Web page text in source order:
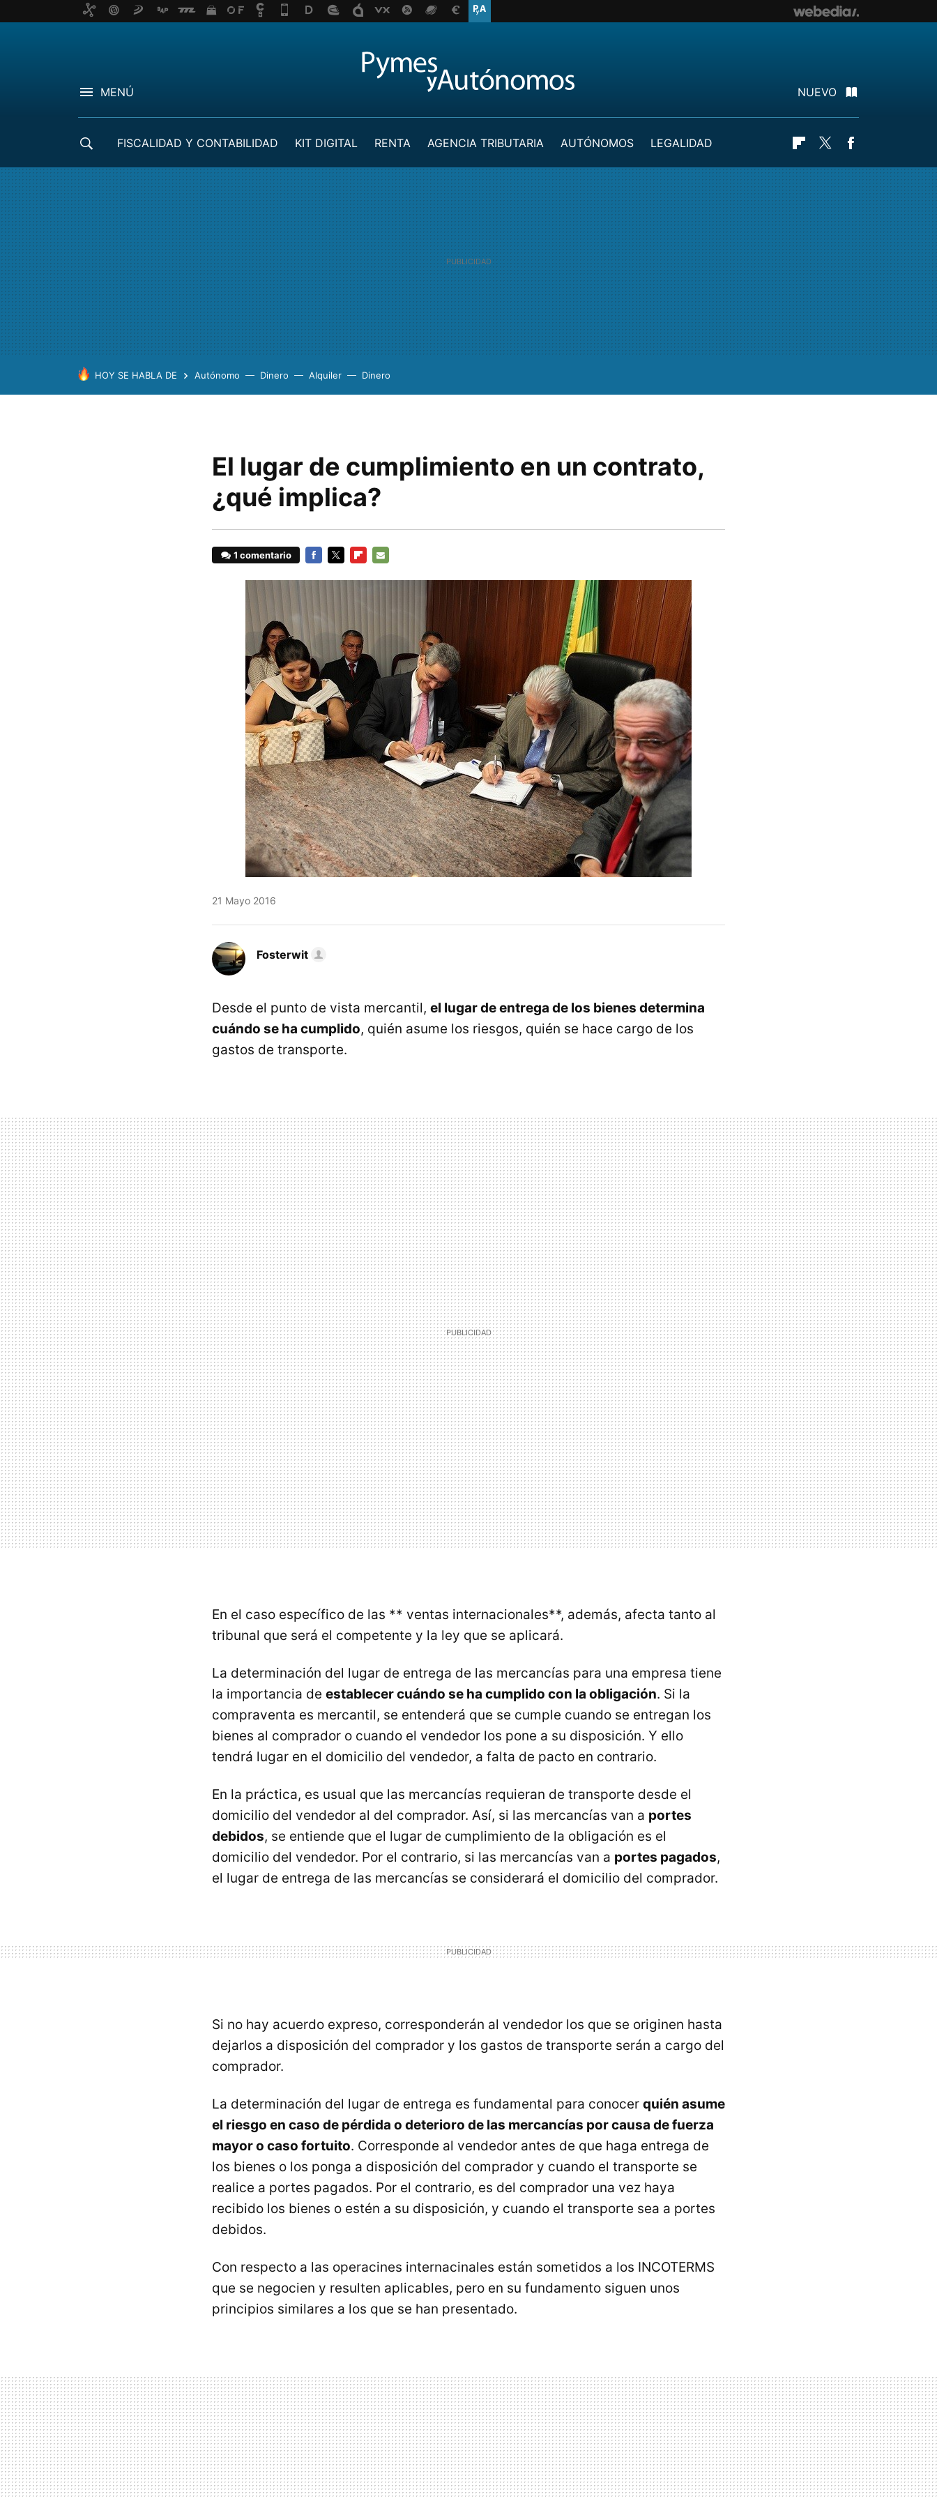
MENÚ NUEVO
FISCALIDAD Y CONTABILIDAD KIT DIGITAL RENTA AGENCIA TRIBUTARIA AUTÓNOMOS
LEGALIDAD
Flipboard
Twitter
HOY SE HABLA DE Autónomo Dinero Alquiler Dinero
El lugar de cumplimiento en un contrato,
¿qué implica?
1 comentario
21 Mayo 2016
Fosterwit
Desde el punto de vista mercantil, el lugar de entrega de los bienes determina
cuándo se ha cumplido, quién asume los riesgos, quién se hace cargo de los
gastos de transporte.
En el caso específico de las ** ventas internacionales**, además, afecta tanto al
tribunal que será el competente y la ley que se aplicará.
La determinación del lugar de entrega de las mercancías para una empresa tiene
la importancia de establecer cuándo se ha cumplido con la obligación. Si la
compraventa es mercantil, se entenderá que se cumple cuando se entregan los
bienes al comprador o cuando el vendedor los pone a su disposición. Y ello
tendrá lugar en el domicilio del vendedor, a falta de pacto en contrario.
En la práctica, es usual que las mercancías requieran de transporte desde el
domicilio del vendedor al del comprador. Así, si las mercancías van a portes
debidos, se entiende que el lugar de cumplimiento de la obligación es el
domicilio del vendedor. Por el contrario, si las mercancías van a portes pagados,
el lugar de entrega de las mercancías se considerará el domicilio del comprador.
Si no hay acuerdo expreso, corresponderán al vendedor los que se originen hasta
dejarlos a disposición del comprador y los gastos de transporte serán a cargo del
comprador.
La determinación del lugar de entrega es fundamental para conocer quién asume
el riesgo en caso de pérdida o deterioro de las mercancías por causa de fuerza
mayor o caso fortuito. Corresponde al vendedor antes de que haga entrega de
los bienes o los ponga a disposición del comprador y cuando el transporte se
realice a portes pagados. Por el contrario, es del comprador una vez haya
recibido los bienes o estén a su disposición, y cuando el transporte sea a portes
debidos.
Con respecto a las operacines internacinales están sometidos a los INCOTERMS
que se negocien y resulten aplicables, pero en su fundamento siguen unos
principios similares a los que se han presentado.